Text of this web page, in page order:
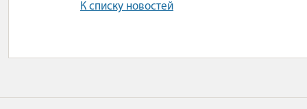
К списку новостей